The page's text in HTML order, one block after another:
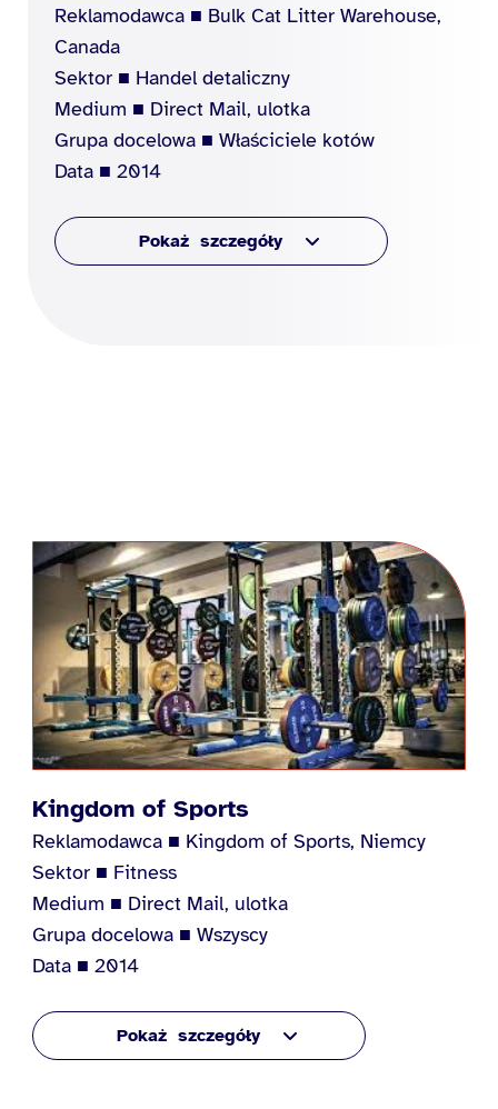
Reklamodawca ■ Bulk Cat Litter Warehouse,
Canada
Sektor ■ Handel detaliczny
Medium ■ Direct Mail, ulotka
Grupa docelowa ■ Właściciele kotów
Data ■ 2014
szczegóły
Kingdom of Sports
Reklamodawca ■ Kingdom of Sports, Niemcy
Sektor ■ Fitness
Medium ■ Direct Mail, ulotka
Grupa docelowa ■ Wszyscy
Data ■ 2014
szczegóły